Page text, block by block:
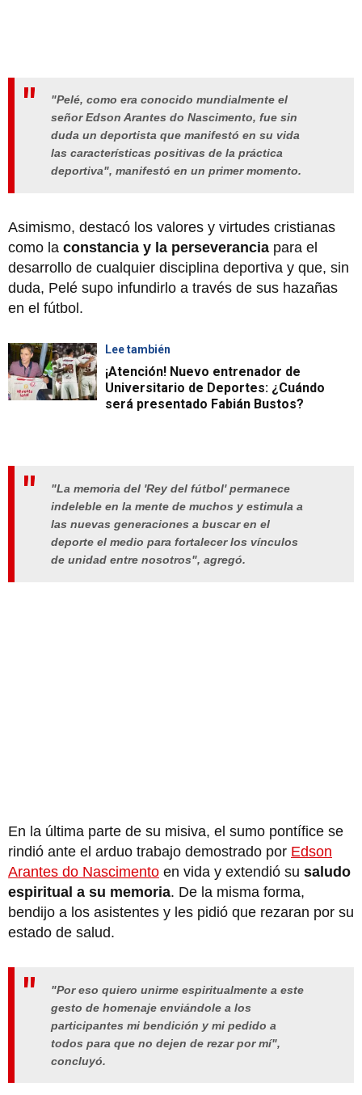
"Pelé, como era conocido mundialmente el
señor Edson Arantes do Nascimento, fue sin
duda un deportista que manifestó en su vida
las características positivas de la práctica
deportiva", manifestó en un primer momento.
Asimismo, destacó los valores y virtudes cristianas
como la constancia y la perseverancia para el
desarrollo de cualquier disciplina deportiva y que, sin
duda, Pelé supo infundirlo a través de sus hazañas
en el fútbol.
Lee también
¡Atención! Nuevo entrenador de
Universitario de Deportes: ¿Cuándo
será presentado Fabián Bustos?
"La memoria del 'Rey del fútbol' permanece
indeleble en la mente de muchos y estimula a
las nuevas generaciones a buscar en el
deporte el medio para fortalecer los vínculos
de unidad entre nosotros", agregó.
En la última parte de su misiva, el sumo pontífice se
rindió ante el arduo trabajo demostrado por Edson
Arantes do Nascimento en vida y extendió su saludo
espiritual a su memoria. De la misma forma,
bendijo a los asistentes y les pidió que rezaran por su
estado de salud.
"Por eso quiero unirme espiritualmente a este
gesto de homenaje enviándole a los
participantes mi bendición y mi pedido a
todos para que no dejen de rezar por mí",
concluyó.